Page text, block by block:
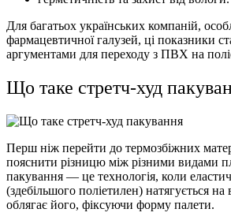
Для багатьох українських компаній,
фармацевтичної галузей, ці показники
аргументами для переходу з ПВХ на
Що таке стретч-худ
Перш ніж перейти до термозбіжних
пояснити різницю між різними видами
пакування — це технологія, коли
(здебільшого поліетилен) натягується на
облягає його, фіксуючи форму палети.